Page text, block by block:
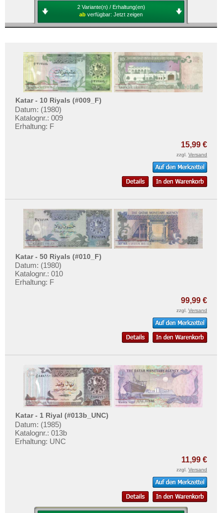
2 Variante(n) / Erhaltung(en)
ab verfügbar: Jetzt zeigen
Katar - 10 Riyals (#009_F)
Datum: (1980)
Katalognr.: 009
Erhaltung: F
15,99 €
zzgl. Versand
Katar - 50 Riyals (#010_F)
Datum: (1980)
Katalognr.: 010
Erhaltung: F
99,99 €
zzgl. Versand
Katar - 1 Riyal (#013b_UNC)
Datum: (1985)
Katalognr.: 013b
Erhaltung: UNC
11,99 €
zzgl. Versand